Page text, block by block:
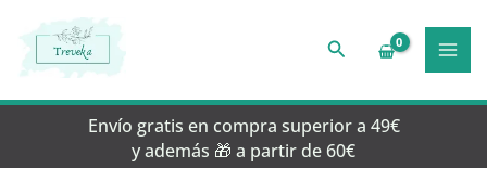
contenido
Buscar
Envío gratis en compra superior a 49€
y además 🎁 a partir de 60€